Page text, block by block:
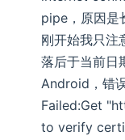
pipe，原因是
刚开始我只注
落后于当前
Android，错
Failed:Get
to verify